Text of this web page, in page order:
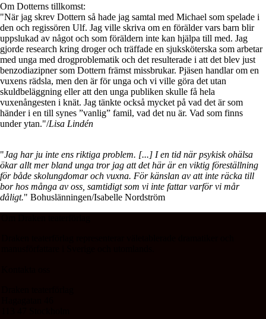
Om Dotterns tillkomst:
"När jag skrev Dottern så hade jag samtal med Michael som spelade i
den och regissören Ulf. Jag ville skriva om en förälder vars barn blir
uppslukad av något och som föräldern inte kan hjälpa till med. Jag
gjorde research kring droger och träffade en sjuksköterska som arbetar
med unga med drogproblematik och det resulterade i att det blev just
benzodiazipner som Dottern främst missbrukar. Pjäsen handlar om en
vuxens rädsla, men den är för unga och vi ville göra det utan
skuldbeläggning eller att den unga publiken skulle få hela
vuxenångesten i knät. Jag tänkte också mycket på vad det är som
händer i en till synes ”vanlig” famil, vad det nu är. Vad som finns
under ytan."/Lisa Lindén
"Jag har ju inte ens riktiga problem. [...] I en tid när psykisk ohälsa
ökar allt mer bland unga tror jag att det här är en viktig föreställning
för både skolungdomar och vuxna. För känslan av att inte räcka till
bor hos många av oss, samtidigt som vi inte fattar varför vi mår
dåligt." Bohuslänningen/Isabelle Nordström